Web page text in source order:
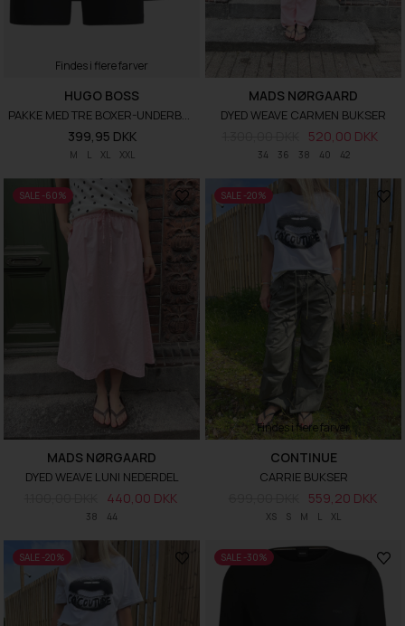
Findes i flere farver
M L XL XXL
HUGO BOSS
PAKKE MED TRE BOXER-UNDERBUKSER I EN BAMBUSBLANDING
399,95 DKK
34 36 38 40 42
MADS NØRGAARD
DYED WEAVE CARMEN BUKSER
520,00 DKK
SALE -60%
38 44
MADS NØRGAARD
DYED WEAVE LUNI NEDERDEL
440,00 DKK
SALE -20%
Findes i flere farver
XS S M L XL
CONTINUE
CARRIE BUKSER
559,20 DKK
SALE -20% SALE -30%